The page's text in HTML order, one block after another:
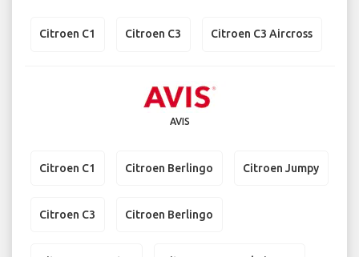
Citroen C1 Citroen C3 Citroen C3 Aircross
AVIS
Citroen C1 Citroen Berlingo Citroen Jumpy
Citroen C3 Citroen Berlingo